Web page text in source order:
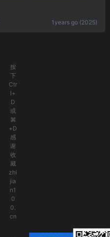
1years go (2025)
按
下
Ctr
l+
D
或
⌘
+D
感
谢
收
藏
zhi
jia
n1
0
0.
cn